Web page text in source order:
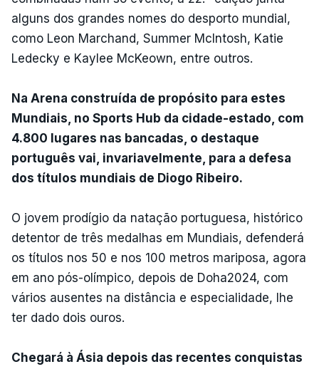
alguns dos grandes nomes do desporto mundial,
como Leon Marchand, Summer McIntosh, Katie
Ledecky e Kaylee McKeown, entre outros.
Na Arena construída de propósito para estes
Mundiais, no Sports Hub da cidade-estado, com
4.800 lugares nas bancadas, o destaque
português vai, invariavelmente, para a defesa
dos títulos mundiais de Diogo Ribeiro.
O jovem prodígio da natação portuguesa, histórico
detentor de três medalhas em Mundiais, defenderá
os títulos nos 50 e nos 100 metros mariposa, agora
em ano pós-olímpico, depois de Doha2024, com
vários ausentes na distância e especialidade, lhe
ter dado dois ouros.
Chegará à Ásia depois das recentes conquistas